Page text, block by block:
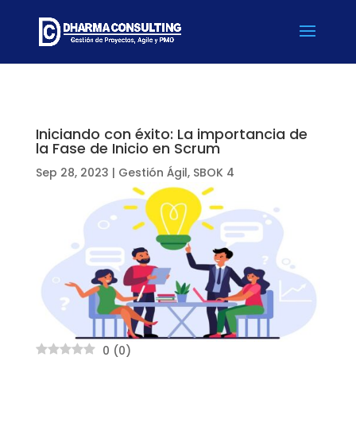
Iniciando con éxito: La importancia de
la Fase de Inicio en Scrum
Sep 28, 2023 | Gestión Ágil, SBOK 4
0 (0)